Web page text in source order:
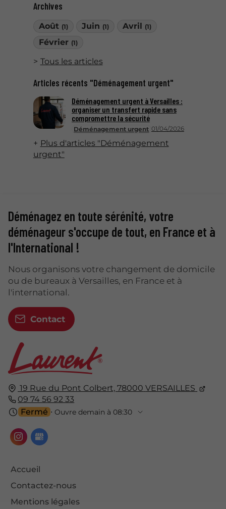
Archives
Août (1) Juin (1) Avril (1)
Février (1)
Tous les articles
Articles récents "Déménagement urgent"
Déménagement urgent 01/04/2026
Déménagement urgent à Versailles :
organiser un transfert rapide sans
compromettre la sécurité
Plus d'articles "Déménagement
urgent"
19 Rue du Pont Colbert,78000 VERSAILLES
09 74 56 92 33
Fermé ⋅ Ouvre demain à 08:30
Accueil
Contactez-nous
Mentions légales
Déménagez en toute sérénité, votre
déménageur s'occupe de tout, en France et à
l'International !
Nous organisons votre changement de domicile
ou de bureaux à Versailles, en France et à
l'international.
Contact